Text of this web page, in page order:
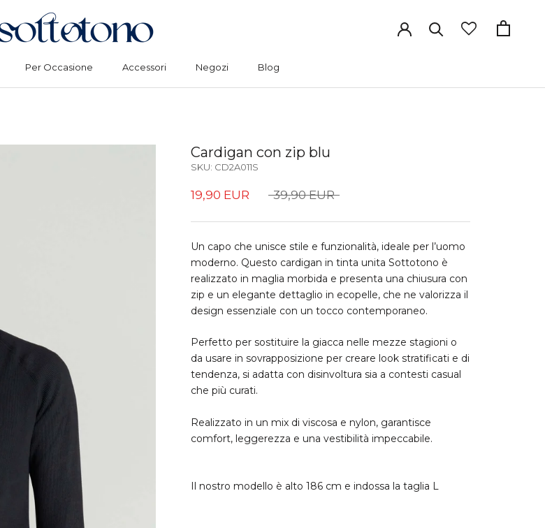
Per Occasione
Accessori
Negozi
Blog
Cardigan con zip blu
SKU: CD2A011S
19,90 EUR 39,90 EUR
Un capo che unisce stile e funzionalità, ideale per l’uomo
moderno. Questo cardigan in tinta unita Sottotono è
realizzato in maglia morbida e presenta una chiusura con
zip e un elegante dettaglio in ecopelle, che ne valorizza il
design essenziale con un tocco contemporaneo.
Perfetto per sostituire la giacca nelle mezze stagioni o
da usare in sovrapposizione per creare look stratificati e di
tendenza, si adatta con disinvoltura sia a contesti casual
che più curati.
Realizzato in un mix di viscosa e nylon, garantisce
comfort, leggerezza e una vestibilità impeccabile.
Il nostro modello è alto 186 cm e indossa la taglia L